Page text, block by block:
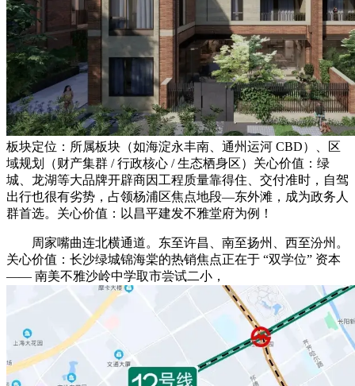
板块定位：所属板块（如海淀永丰南、通州运河 CBD）、区
域规划（财产集群 / 行政核心 / 生态栖身区）关心价值：绿
城、龙湖等大品牌开辟商因工程质量靠得住、交付准时，自驾
出行也很有劣势，占领杨浦区焦点地段—东外滩，成为政务人
群首选。关心价值：以昌平建发不雅堂府为例！
周家嘴曲连北横通道。东至许昌、南至扬州、西至汾州。
关心价值：长沙绿城锦海棠的热销焦点正在于 “双学位” 资本
—— 南美不雅沙岭中学取市尝试二小，